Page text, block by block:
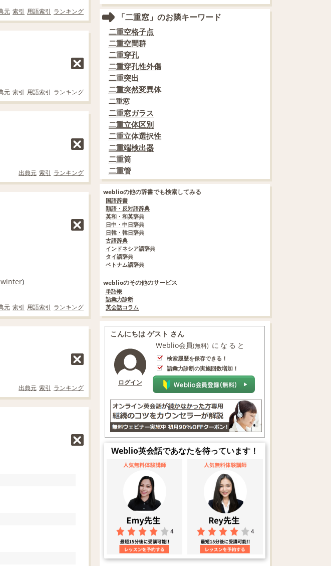
元 索引 用語索引 ランキング
元 索引 用語索引 ランキング
出典元 索引 ランキング
winter)
元 索引 用語索引 ランキング
出典元 索引 ランキング
「二重窓」のお隣キーワード
二重空格子点
二重空間群
二重穿孔
二重穿孔性外傷
二重突出
二重突然変異体
二重窓
二重窓ガラス
二重立体区別
二重立体選択性
二重端検出器
二重筒
二重管
weblioの他の辞書でも検索してみる
国語辞書
類語・反対語辞典
英和・和英辞典
日中・中日辞典
日韓・韓日辞典
古語辞典
インドネシア語辞典
タイ語辞典
ベトナム語辞典
weblioのその他のサービス
単語帳
語彙力診断
英会話コラム
こんにちは ゲスト さん
ログイン
Weblio会員(無料) になると
検索履歴を保存できる！
語彙力診断の実施回数増加！
Weblio英会話であなたを待っています！